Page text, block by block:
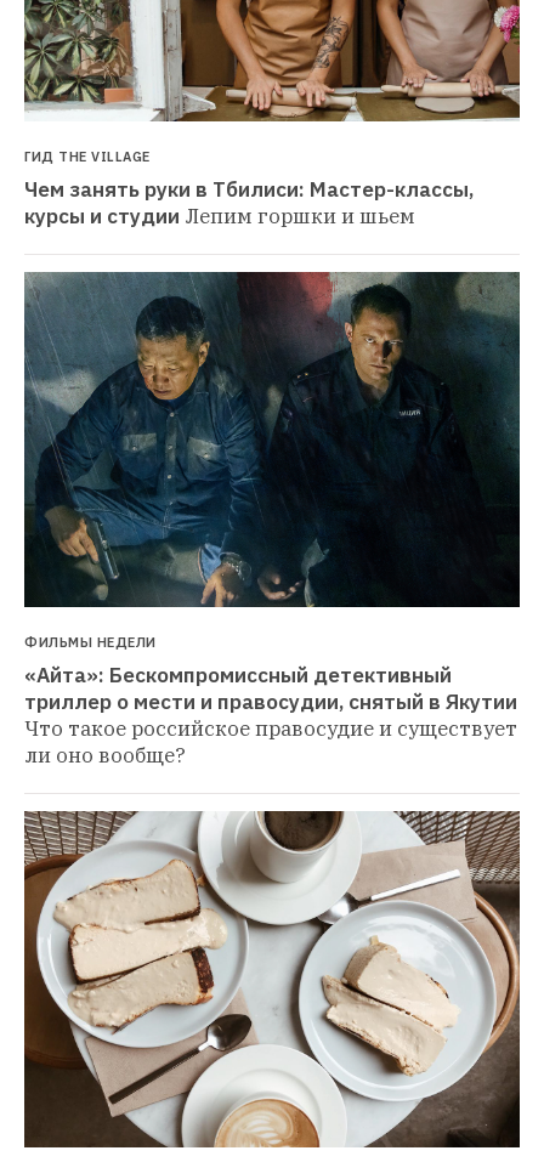
ГИД THE VILLAGE
Чем занять руки в Тбилиси: Мастер-классы,
курсы и студии Лепим горшки и шьем
ФИЛЬМЫ НЕДЕЛИ
«Айта»: Бескомпромиссный детективный
триллер о мести и правосудии, снятый в Якутии
Что такое российское правосудие и существует
ли оно вообще?